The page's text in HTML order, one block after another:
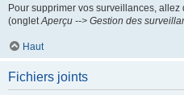
Pour supprimer vos surveillances,
(ongletAperçu --> Gestion des
Haut
Fichiers joints